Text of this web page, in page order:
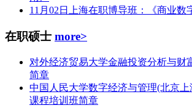
11月02日上海在职博导班：《商业数
在职硕士 more>
对外经济贸易大学金融投资分析与财
简章
中国人民大学数字经济与管理(北京
课程培训班简章